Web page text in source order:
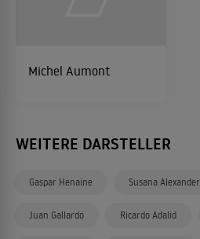
Michel Aumont
WEITERE DARSTELLER
Gaspar Henaine Susana Alexander
Juan Gallardo Ricardo Adalid